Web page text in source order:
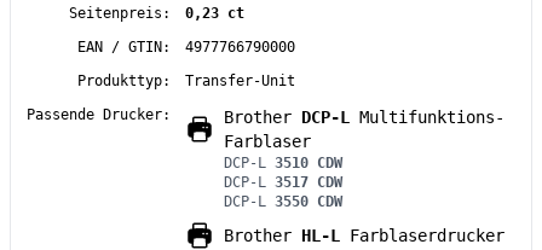
Seitenpreis:
0,23 ct
EAN / GTIN:
4977766790000
Produkttyp:
Transfer-Unit
Passende Drucker:
Brother DCP-L Multifunktions-
Farblaser
DCP-L 3510 CDW
DCP-L 3517 CDW
DCP-L 3550 CDW
Brother HL-L Farblaserdrucker